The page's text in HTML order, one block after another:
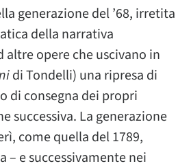
generazione del ’68, irretita
della narrativa
opere che uscivano in
di Tondelli) una ripresa di
di consegna dei propri
successiva. La generazione
come quella del 1789,
– e successivamente nei